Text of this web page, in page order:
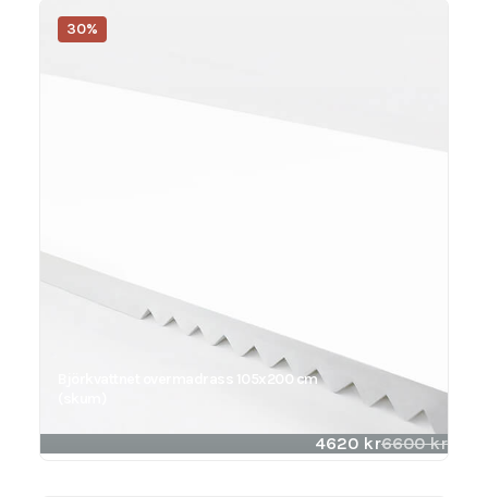
30%
Björkvattnet overmadrass 105x200 cm
6600kr
4620 kr